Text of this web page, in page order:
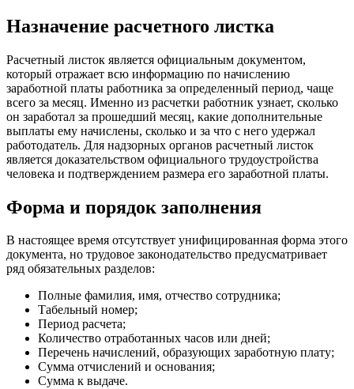
Назначение расчетного листка
Расчетный листок является официальным документом,
который отражает всю информацию по начислению
заработной платы работника за определенный период, чаще
всего за месяц. Именно из расчетки работник узнает, сколько
он заработал за прошедший месяц, какие дополнительные
выплаты ему начислены, сколько и за что с него удержал
работодатель. Для надзорных органов расчетный листок
является доказательством официального трудоустройства
человека и подтверждением размера его заработной платы.
Форма и порядок заполнения
В настоящее время отсутствует унифицированная форма этого
документа, но трудовое законодательство предусматривает
ряд обязательных разделов:
Полные фамилия, имя, отчество сотрудника;
Табельный номер;
Период расчета;
Количество отработанных часов или дней;
Перечень начислений, образующих заработную плату;
Сумма отчислений и основания;
Сумма к выдаче.